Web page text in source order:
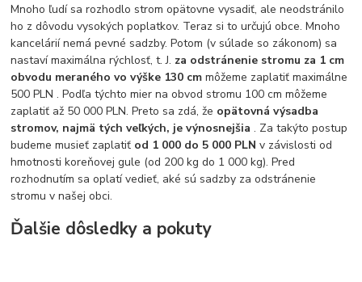
Mnoho ľudí sa rozhodlo strom opätovne vysadiť, ale neodstránilo
ho z dôvodu vysokých poplatkov. Teraz si to určujú obce. Mnoho
kancelárií nemá pevné sadzby. Potom (v súlade so zákonom) sa
nastaví maximálna rýchlosť, t. J. za odstránenie stromu za 1 cm
obvodu meraného vo výške 130 cmmôžeme zaplatiť maximálne
500 PLN . Podľa týchto mier na obvod stromu 100 cm môžeme
zaplatiť až 50 000 PLN. Preto sa zdá, že opätovná výsadba
stromov, najmä tých veľkých, je výnosnejšia. Za takýto postup
budeme musieť zaplatiť od 1 000 do 5 000 PLNv závislosti od
hmotnosti koreňovej gule (od 200 kg do 1 000 kg). Pred
rozhodnutím sa oplatí vedieť, aké sú sadzby za odstránenie
stromu v našej obci.
Ďalšie dôsledky a pokuty